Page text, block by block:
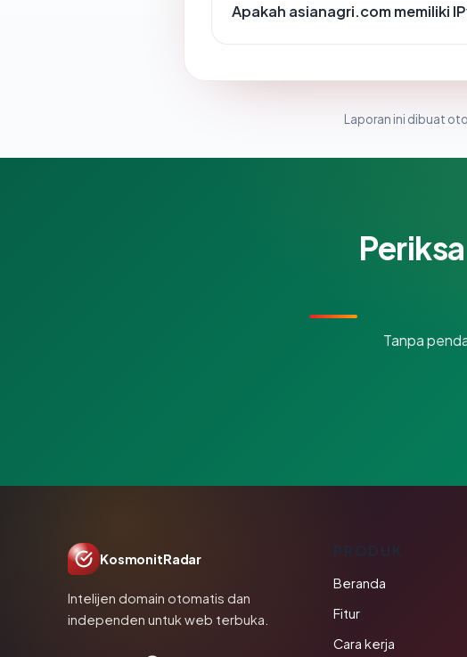
Apakah asianagri.com memiliki
Laporan ini dibuat
Tanpa
KosmonitRadar
Intelijen domain otomatis dan
independen untuk web terbuka.
Beranda
Fitur
Cara kerja